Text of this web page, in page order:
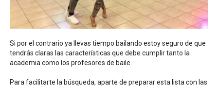
Si por el contrario ya llevas tiempo bailando estoy seguro de que
tendrás claras las características que debe cumplir tanto la
academia como los profesores de baile.
Para facilitarte la búsqueda, aparte de preparar esta lista con las